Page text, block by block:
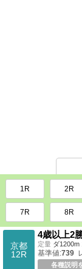
1R 2R
7R 8R
京都
12R
4歳以上2
定量 ダ1200m
基準値:739
各種説明